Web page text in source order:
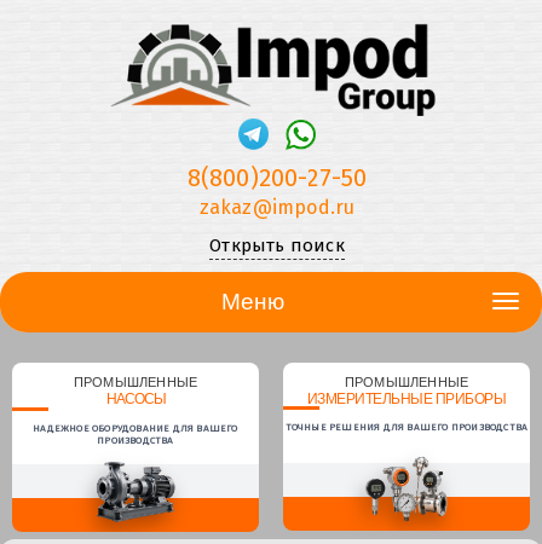
8(800)200-27-50
zakaz@impod.ru
Открыть поиск
Меню
ПРОМЫШЛЕННЫЕ
НАСОСЫ
НАДЕЖНОЕ ОБОРУДОВАНИЕ ДЛЯ ВАШЕГО
ПРОИЗВОДСТВА
ПРОМЫШЛЕННЫЕ
ИЗМЕРИТЕЛЬНЫЕ ПРИБОРЫ
ТОЧНЫЕ РЕШЕНИЯ ДЛЯ ВАШЕГО ПРОИЗВОДСТВА